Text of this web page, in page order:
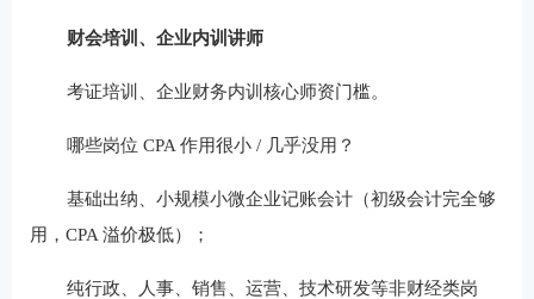
财会培训、企业内训讲师
考证培训、企业财务内训核心师资门槛。
哪些岗位 CPA 作用很小 / 几乎没用？
基础出纳、小规模小微企业记账会计（初级会计完全够
用，CPA 溢价极低）；
纯行政、人事、销售、运营、技术研发等非财经类岗